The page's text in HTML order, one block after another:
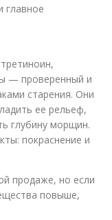
главное
— проверенный и
старения. Они
ее рельеф,
глубину морщин.
покраснение и
продаже, но если
повыше,